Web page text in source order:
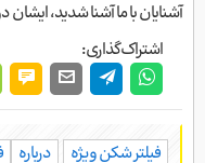
آشنایان با ما آشنا شدید،
اشتراک‌گذاری:
فیلتر شکن ویژه درباره